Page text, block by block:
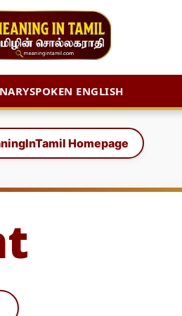
SPOKEN ENGLISH
Homepage